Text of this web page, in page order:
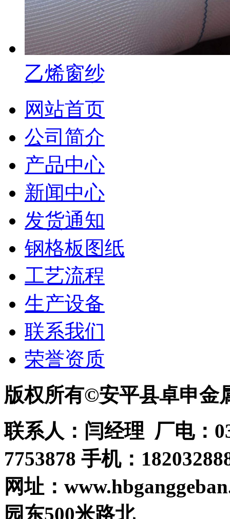
乙烯窗纱
网站首页
公司简介
产品中心
新闻中心
发货通知
钢格板图纸
工艺流程
生产设备
联系我们
荣誉资质
版权所有©安平县卓申金
联系人：闫经理 厂电：
7753878 手机：
网址：
园东500米路北